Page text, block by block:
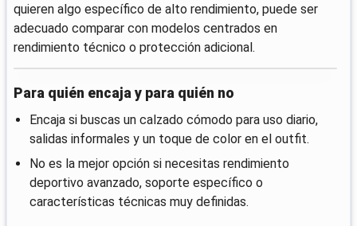
quieren algo específico de alto rendimiento, puede ser
adecuado comparar con modelos centrados en
rendimiento técnico o protección adicional.
Para quién encaja y para quién no
Encaja si buscas un calzado cómodo para uso diario,
salidas informales y un toque de color en el outfit.
No es la mejor opción si necesitas rendimiento
deportivo avanzado, soporte específico o
características técnicas muy definidas.